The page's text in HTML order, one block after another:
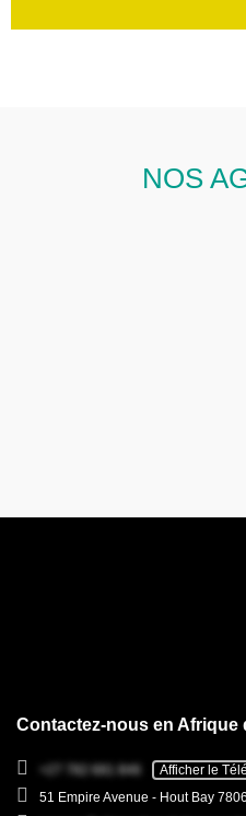
NOS
Contactez-nous en Afrique
+27 782 681 846
Afficher le
51 Empire Avenue - Hout Bay